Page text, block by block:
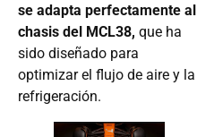
se adapta perfectamente al
chasis del MCL38, que ha
sido diseñado para
optimizar el flujo de aire y la
refrigeración.